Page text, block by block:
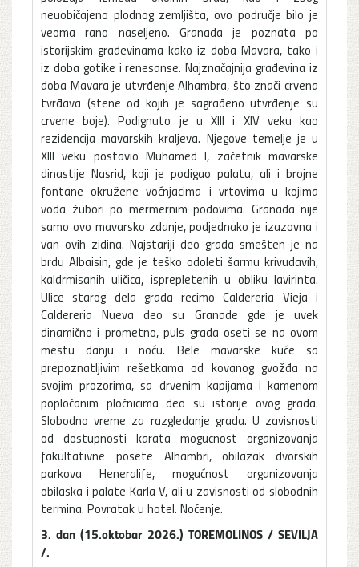
neuobičajeno plodnog zemljišta, ovo područje bilo je
veoma rano naseljeno. Granada je poznata po
istorijskim građevinama kako iz doba Mavara, tako i
iz doba gotike i renesanse. Najznačajnija građevina iz
doba Mavara je utvrđenje Alhambra, što znači crvena
tvrđava (stene od kojih je sagrađeno utvrđenje su
crvene boje). Podignuto je u XIII i XIV veku kao
rezidencija mavarskih kraljeva. Njegove temelje je u
XIII veku postavio Muhamed I, začetnik mavarske
dinastije Nasrid, koji je podigao palatu, ali i brojne
fontane okružene voćnjacima i vrtovima u kojima
voda žubori po mermernim podovima. Granada nije
samo ovo mavarsko zdanje, podjednako je izazovna i
van ovih zidina. Najstariji deo grada smešten je na
brdu Albaisin, gde je teško odoleti šarmu krivudavih,
kaldrmisanih uličica, isprepletenih u obliku lavirinta.
Ulice starog dela grada recimo Caldereria Vieja i
Caldereria Nueva deo su Granade gde je uvek
dinamično i prometno, puls grada oseti se na ovom
mestu danju i noću. Bele mavarske kuće sa
prepoznatljivim rešetkama od kovanog gvožđa na
svojim prozorima, sa drvenim kapijama i kamenom
popločanim pločnicima deo su istorije ovog grada.
Slobodno vreme za razgledanje grada. U zavisnosti
od dostupnosti karata mogucnost organizovanja
fakultativne posete Alhambri, obilazak dvorskih
parkova Heneralife, mogućnost organizovanja
obilaska i palate Karla V, ali u zavisnosti od slobodnih
termina. Povratak u hotel. Noćenje.
3. dan (15.oktobar 2026.) TOREMOLINOS / SEVILJA
/.